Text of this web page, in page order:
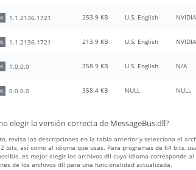
1.1.2136.1721 253.9 KB U.S. English
1.1.2136.1721 213.9 KB U.S. English
1.0.0.0 358.9 KB U.S. English N/A
0.0.0.0 358.4 KB NULL NULL
elegir la versión correcta de MessageBus.dll?
revisa las descripciones en la tabla anterior y selecciona el
bits, así como al idioma que usas. Para programas de 64 bits,
es mejor elegir los archivos dll cuyo idioma corresponde
de los archivos dll para una funcionalidad actualizada.